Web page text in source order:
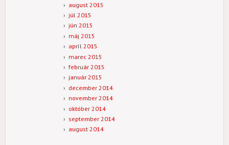
august 2015
júl 2015
jún 2015
máj 2015
apríl 2015
marec 2015
február 2015
január 2015
december 2014
november 2014
október 2014
september 2014
august 2014